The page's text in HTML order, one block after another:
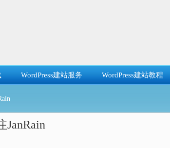
WordPress建站服务 WordPress建站教程
JanRain